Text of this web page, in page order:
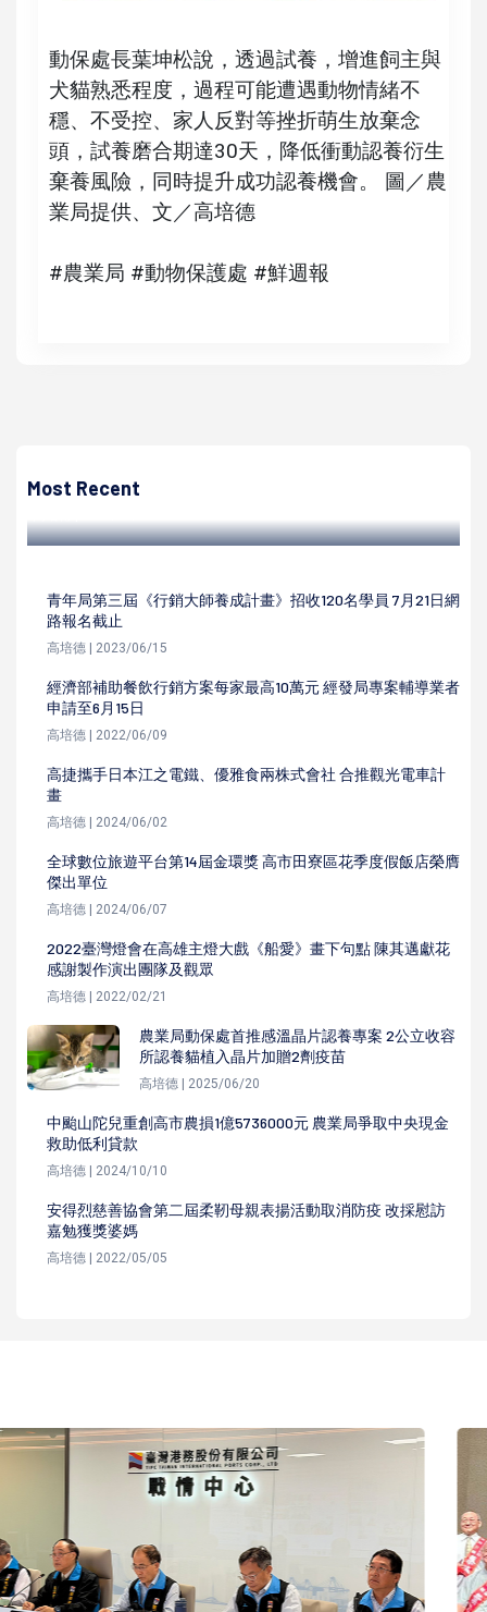
動保處長葉坤松說，透過試養，增進飼主與
犬貓熟悉程度，過程可能遭遇動物情緒不
穩、不受控、家人反對等挫折萌生放棄念
頭，試養磨合期達30天，降低衝動認養衍生
棄養風險，同時提升成功認養機會。 圖／農
業局提供、文／高培德
#農業局 #動物保護處 #鮮週報
Most Recent
園童、國小一、二年級生
青年局第三屆《行銷大師養成計畫》招收120名學員 7月21日網
路報名截止
高培德 | 2023/06/15
經濟部補助餐飲行銷方案每家最高10萬元 經發局專案輔導業者
申請至6月15日
高培德 | 2022/06/09
高捷攜手日本江之電鐵、優雅食兩株式會社 合推觀光電車計
畫
高培德 | 2024/06/02
全球數位旅遊平台第14屆金環獎 高市田寮區花季度假飯店榮膺
傑出單位
高培德 | 2024/06/07
2022臺灣燈會在高雄主燈大戲《船愛》畫下句點 陳其邁獻花
感謝製作演出團隊及觀眾
高培德 | 2022/02/21
農業局動保處首推感溫晶片認養專案 2公立收容
所認養貓植入晶片加贈2劑疫苗
高培德 | 2025/06/20
中颱山陀兒重創高市農損1億5736000元 農業局爭取中央現金
救助低利貸款
高培德 | 2024/10/10
安得烈慈善協會第二屆柔靭母親表揚活動取消防疫 改採慰訪
嘉勉獲獎婆媽
高培德 | 2022/05/05